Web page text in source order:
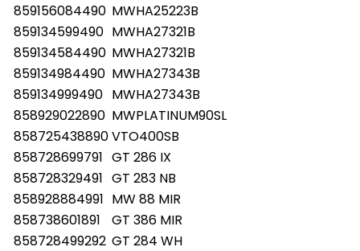
859156084490 MWHA25223B
859134599490 MWHA27321B
859134584490 MWHA27321B
859134984490 MWHA27343B
859134999490 MWHA27343B
858929022890 MWPLATINUM90SL
858725438890VTO400SB
858728699791 GT 286 IX
858728329491 GT 283 NB
858928884991 MW 88 MIR
858738601891
GT 386 MIR
858728499292 GT 284 WH